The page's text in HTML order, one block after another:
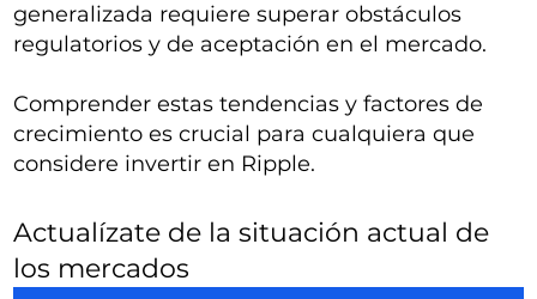
generalizada requiere superar obstáculos
regulatorios y de aceptación en el mercado.
Comprender estas tendencias y factores de
crecimiento es crucial para cualquiera que
considere invertir en Ripple.
Actualízate de la situación actual de
los mercados